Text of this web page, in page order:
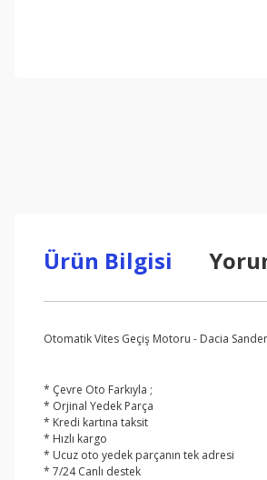
Ürün Bilgisi
Otomatik Vites Geçiş Motoru - Dacia
* Çevre Oto Farkıyla ;
* Orjinal Yedek Parça
* Kredi kartına taksit
* Hızlı kargo
* Ucuz oto yedek parçanın tek adresi
* 7/24 Canlı destek